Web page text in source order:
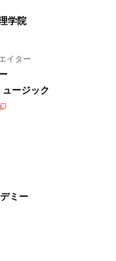
学院
イター
ージック
ミー